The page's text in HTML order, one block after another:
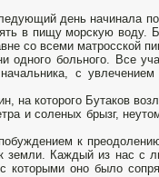
день начинала
в пищу морскую воду.
со всеми матросской
больного. Все
с
на которого Бутаков
и соленых брызг,
к
земли. Каждый из нас с
оно было